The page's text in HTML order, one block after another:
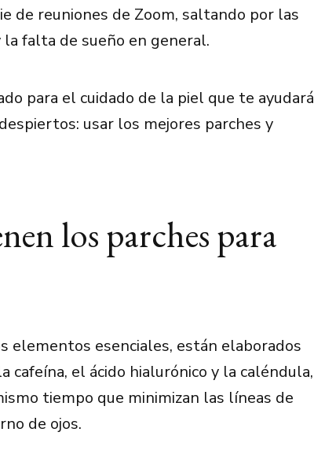
de reuniones de Zoom, saltando por las
falta de sueño en general.
para el cuidado de la piel que te ayudará
usar los mejores parches y
los parches para
elementos esenciales, están elaborados
cafeína, el ácido hialurónico y la caléndula,
tiempo que minimizan las líneas de
de ojos.